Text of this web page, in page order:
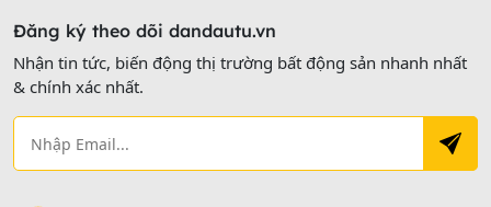
Đăng ký theo dõi dandautu.vn
Nhận tin tức, biến động thị trường bất động sản nhanh nhất
& chính xác nhất.